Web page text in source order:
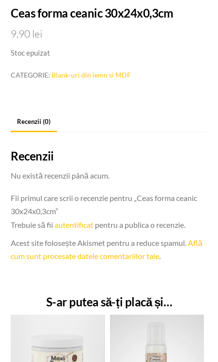
Ceas forma ceanic 30x24x0,3cm
9,90 lei
Stoc epuizat
CATEGORIE: Blank-uri din lemn si MDF
Recenzii (0)
Recenzii
Nu există recenzii până acum.
Fii primul care scrii o recenzie pentru „Ceas forma ceanic
30x24x0,3cm”
Trebuie să fiiautentificat pentru a publica o recenzie.
Acest site folosește Akismet pentru a reduce spamul.Află
cum sunt procesate datele comentariilor tale.
S-ar putea să-ți placă și…